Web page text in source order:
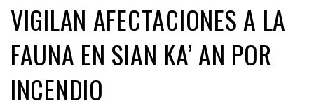
VIGILAN AFECTACIONES A LA
FAUNA EN SIAN KA’ AN POR
INCENDIO